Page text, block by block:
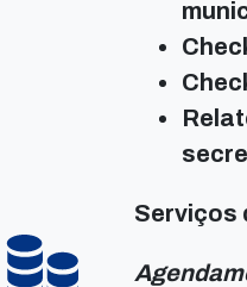
Serviços